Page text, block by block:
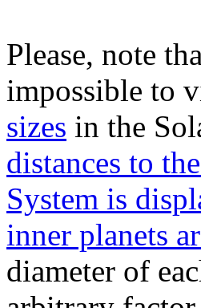
Please, note
impossible to
sizes in the
distances to
System is
inner planets
diameter of